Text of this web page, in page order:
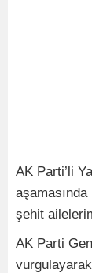
AK Parti’li
şehit
AK Parti